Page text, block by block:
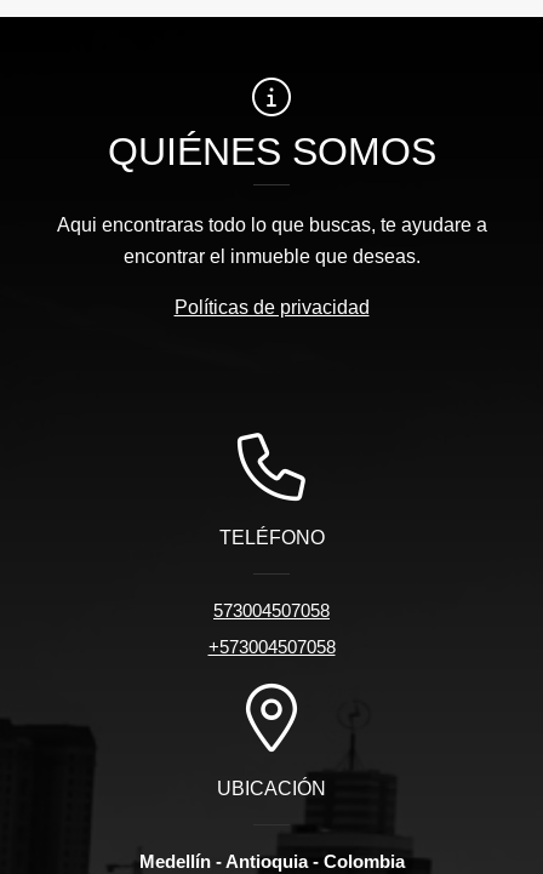
QUIÉNES SOMOS
Aqui encontraras todo lo que buscas, te ayudare a
encontrar el inmueble que deseas.
Políticas de privacidad
TELÉFONO
573004507058
+573004507058
UBICACIÓN
Medellín - Antioquia - Colombia